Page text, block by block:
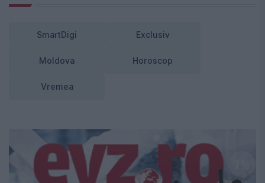
SmartDigi Exclusiv
Moldova Horoscop
Vremea